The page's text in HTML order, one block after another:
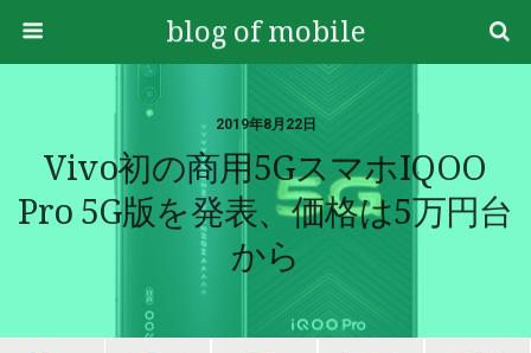
blog of mobile
2019年8月22日
Vivo初の商用5GスマホiQOO
Pro 5G版を発表、価格は5万円台
から